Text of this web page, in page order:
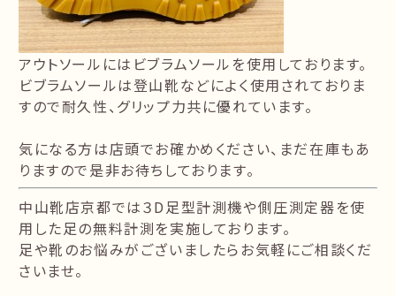
アウトソールにはビブラムソールを使用しております。
ビブラムソールは登山靴などによく使用されておりま
すので耐久性、グリップ力共に優れています。
気になる方は店頭でお確かめください、まだ在庫もあ
りますので是非お待ちしております。
中山靴店京都では３D足型計測機や側圧測定器を使
用した足の無料計測を実施しております。
足や靴のお悩みがございましたらお気軽にご相談くだ
さいませ。